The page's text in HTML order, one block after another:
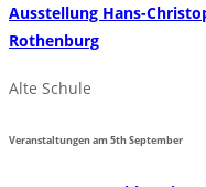
Ausstellung Hans-
Rothenburg
Alte Schule
Veranstaltungen am5thSeptember